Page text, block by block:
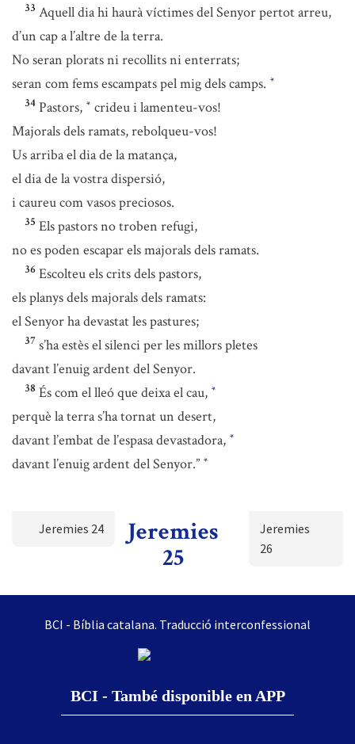
33 Aquell dia hi haurà víctimes del Senyor pertot arreu,
d’un cap a l’altre de la terra.
No seran plorats ni recollits ni enterrats;
seran com fems escampats pel mig dels camps. *
34 Pastors, * crideu i lamenteu-vos!
Majorals dels ramats, rebolqueu-vos!
Us arriba el dia de la matança,
el dia de la vostra dispersió,
i caureu com vasos preciosos.
35 Els pastors no troben refugi,
no es poden escapar els majorals dels ramats.
36 Escolteu els crits dels pastors,
els planys dels majorals dels ramats:
el Senyor ha devastat les pastures;
37 s’ha estès el silenci per les millors pletes
davant l’enuig ardent del Senyor.
38 És com el lleó que deixa el cau, *
perquè la terra s’ha tornat un desert,
davant l’embat de l’espasa devastadora, *
davant l’enuig ardent del Senyor.” *
Jeremies 24
Jeremies
25
Jeremies
26
BCI - Bíblia catalana. Traducció interconfessional
BCI - També disponible en APP